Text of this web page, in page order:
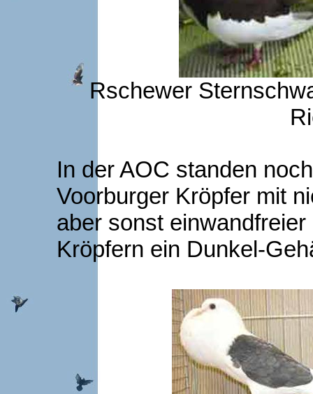
Rschewer
In der AOC standen
Voorburger Kröpfer mit
aber sonst
Kröpfern ein Dunkel-